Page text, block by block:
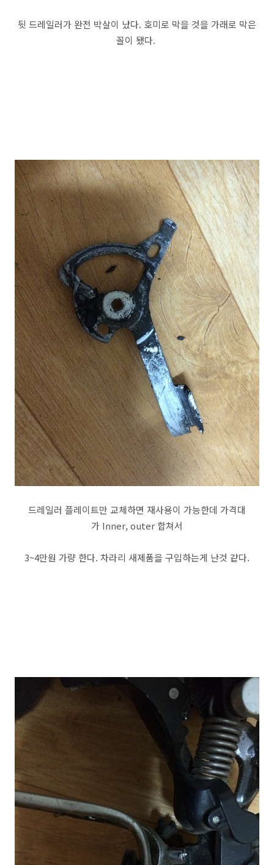
뒷 드레일러가 완전 박살이 났다. 호미로 막을 것을 가래로 막은
꼴이 됐다.
드레일러 플레이트만 교체하면 재사용이 가능한데 가격대
가 Inner, outer 합쳐서
3~4만원 가량 한다. 차라리 새제품을 구입하는게 난것 같다.